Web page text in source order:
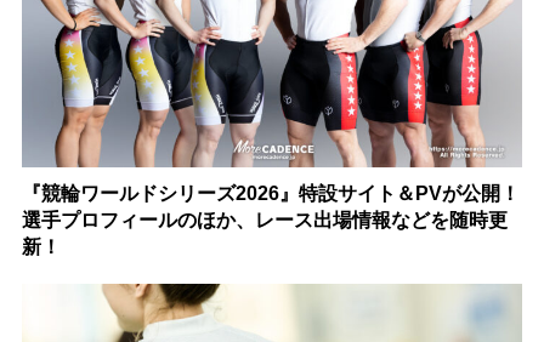
『競輪ワールドシリーズ2026』特設サイト＆PVが公開！
選手プロフィールのほか、レース出場情報などを随時更
新！